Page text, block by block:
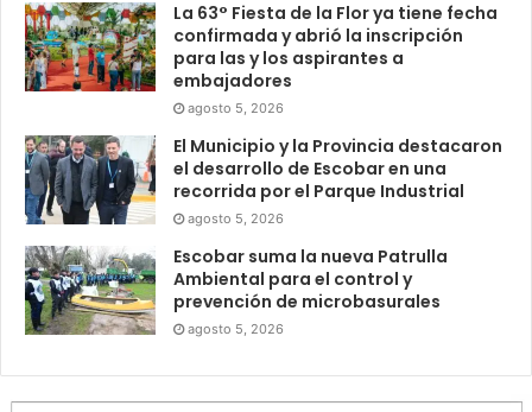
La 63° Fiesta de la Flor ya tiene fecha
confirmada y abrió la inscripción
para las y los aspirantes a
embajadores
agosto 5, 2026
El Municipio y la Provincia destacaron
el desarrollo de Escobar en una
recorrida por el Parque Industrial
agosto 5, 2026
Escobar suma la nueva Patrulla
Ambiental para el control y
prevención de microbasurales
agosto 5, 2026